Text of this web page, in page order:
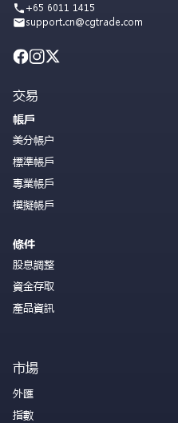
+65 6011 1415
support.cn@cgtrade.com
交易
帳戶
美分帳户
標準帳戶
專業帳戶
模擬帳戶
條件
股息調整
資金存取
產品資訊
市場
外匯
指數